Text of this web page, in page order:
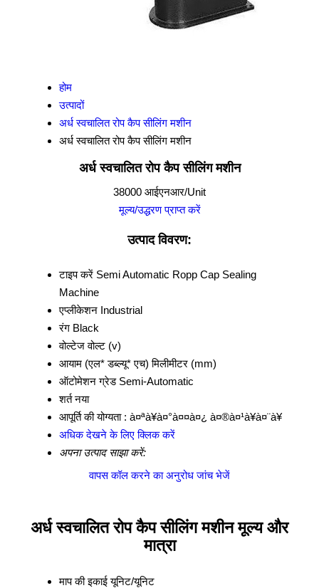
होम
उत्पादों
अर्ध स्वचालित रोप कैप सीलिंग मशीन
अर्ध स्वचालित रोप कैप सीलिंग मशीन
अर्ध स्वचालित रोप कैप सीलिंग मशीन
38000 आईएनआर/Unit
मूल्य/उद्धरण प्राप्त करें
उत्पाद विवरण:
टाइप करें Semi Automatic Ropp Cap Sealing
Machine
एप्लीकेशन Industrial
रंग Black
वोल्टेज वोल्ट (v)
आयाम (एल* डब्ल्यू* एच) मिलीमीटर (mm)
ऑटोमेशन ग्रेड Semi-Automatic
शर्त नया
आपूर्ति की योग्यता : à¤ªà¥à¤°à¤¤à¤¿ à¤®à¤¹à¥à¤¨à¥
अधिक देखने के लिए क्लिक करें
अपना उत्पाद साझा करें:
वापस कॉल करने का अनुरोध जांच भेजें
अर्ध स्वचालित रोप कैप सीलिंग मशीन मूल्य और
मात्रा
माप की इकाई यूनिट/यूनिट